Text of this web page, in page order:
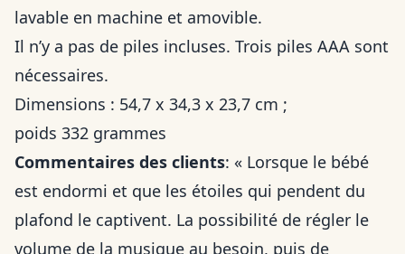
lavable en machine et amovible.
Il n’y a pas de piles incluses. Trois piles AAA sont
nécessaires.
Dimensions : 54,7 x 34,3 x 23,7 cm ;
poids 332 grammes
Commentaires des clients: « Lorsque le bébé
est endormi et que les étoiles qui pendent du
plafond le captivent. La possibilité de régler le
volume de la musique au besoin, puis de